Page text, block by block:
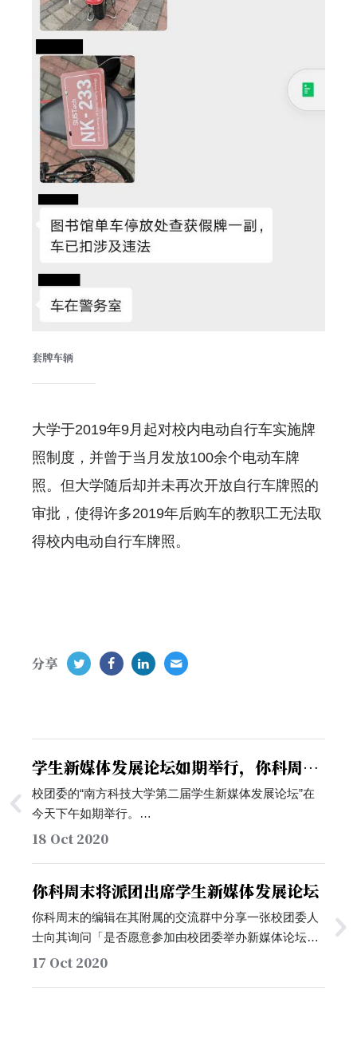
套牌车辆
大学于2019年9月起对校内电动自行车实施牌
照制度，并曾于当月发放100余个电动车牌
照。但大学随后却并未再次开放自行车牌照的
审批，使得许多2019年后购车的教职工无法取
得校内电动自行车牌照。
分享
学生新媒体发展论坛如期举行，你科周末
派出代表出席
校团委的“南方科技大学第二届学生新媒体发展论坛”在
今天下午如期举行。…
18 Oct 2020
你科周末将派团出席学生新媒体发展论坛
你科周末的编辑在其附属的交流群中分享一张校团委人
士向其询问「是否愿意参加由校团委举办新媒体论坛」
的截图，并询问群内是否有同学希望代表你科周末出
17 Oct 2020